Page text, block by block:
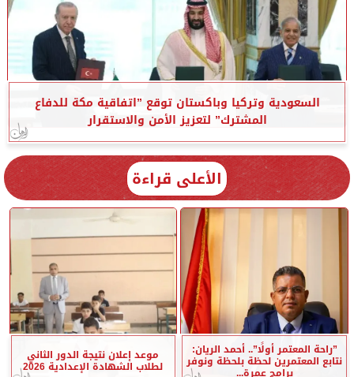
السعودية وتركيا وباكستان توقع ”اتفاقية مكة للدفاع
المشترك” لتعزيز الأمن والاستقرار
الأعلى قراءة
”راحة المعتمر أولًا”.. أحمد الريان:
نتابع المعتمرين لحظة بلحظة ونوفر
برامج عمرة...
موعد إعلان نتيجة الدور الثاني
لطلاب الشهادة الإعدادية 2026